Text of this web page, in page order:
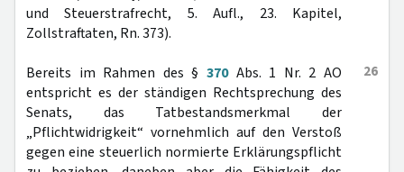
und Steuerstrafrecht, 5. Aufl., 23. Kapitel,
Zollstraftaten, Rn. 373).
26
Bereits im Rahmen des § 370Abs. 1 Nr. 2 AO
entspricht es der ständigen Rechtsprechung des
Senats, das Tatbestandsmerkmal der
„Pflichtwidrigkeit“ vornehmlich auf den Verstoß
gegen eine steuerlich normierte Erklärungspflicht